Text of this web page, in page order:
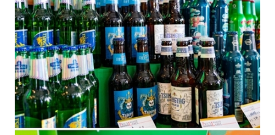
访谈 动态
地方
京 津 冀 晋 蒙 辽 吉 黑 沪 苏 浙 皖
闽
赣
鲁 豫 鄂 湘 粤 桂 琼 渝 川 黔 滇
藏
陕
甘 青 宁 新 港 澳 台
智库